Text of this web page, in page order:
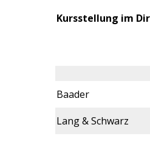
Kursstellung im
Baader
Lang & Schwarz